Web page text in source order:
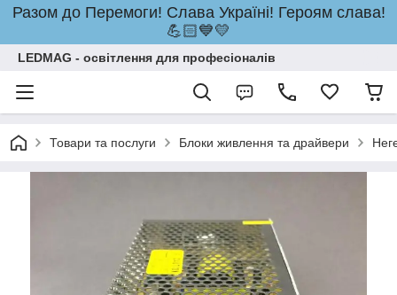
Разом до Перемоги! Слава Україні! Героям слава!
💪🏻💙💛
LEDMAG - освітлення для професіоналів
Товари та послуги Блоки живлення та драйвери